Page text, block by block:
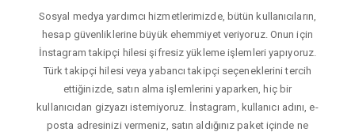
Sosyal medya yardımcı hizmetlerimizde, bütün kullanıcıların,
hesap güvenliklerine büyük ehemmiyet veriyoruz. Onun için
İnstagram takipçi hilesi şifresiz yükleme işlemleri yapıyoruz.
Türk takipçi hilesi veya yabancı takipçi seçeneklerini tercih
ettiğinizde, satın alma işlemlerini yaparken, hiç bir
kullanıcıdan gizyazı istemiyoruz. İnstagram, kullanıcı adını, e-
posta adresinizi vermeniz, satın aldığınız paket içinde ne